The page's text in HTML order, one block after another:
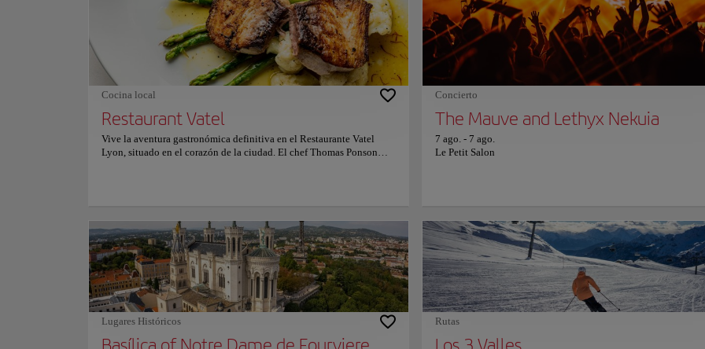
mientras saboreas deliciosas especialidades locales como la
salchicha lionesa y las cremosas quenelles. Sumérgete en la vibrante
atmósfera de los bulliciosos mercados, las encantadoras boutiques y
los acogedores cafés del barrio. Combinando el encanto del Viejo
Mundo con las delicias modernas, crea una experiencia encantadora
para cada visitante.
donde podrás deleitarte con tentadoras delicias gastronómicas
descubrir artesanías locales únicas. Descubre la rica historia del
distrito como centro neurálgico de la industria de la seda en la
Maison des Canuts, donde aprenderás las técnicas tradicionales
tejido transmitidas de generación en generación. Tanto si eres un
apasionado de la historia, un amante del arte o un experto en
gastronomía, Croix Rousse te seducirá con su encantador
sus tesoros culturales. Sin duda, una visita imperdible.
Cocina local
Restaurant Vatel
Vive la aventura gastronómica definitiva en el Restaurante Vatel
Lyon, situado en el corazón de la ciudad. El chef Thomas Ponson
y presentados con un estilo sofisticado pero accesible. Como parte
del Grupo Vatel, respetuoso con el medio ambiente, el restaurante
está comprometido con la sostenibilidad y se abastece de
ingredientes de proveedores responsables con el medio ambiente. El
restaurante ofrece a los visitantes un viaje gastronómico memorable,
mostrando la rica tradición culinaria de Lyon. Para más información
sobre reservas y precios, consulta su sitio web oficial.
Concierto
The Mauve and Lethyx Nekuia
7 ago. - 7 ago.
Le Petit Salon
Lugares Históricos Rutas